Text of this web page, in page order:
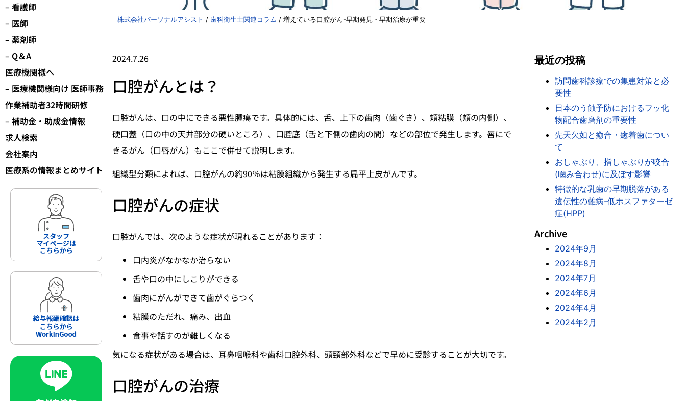
– 看護師
– 医師
– 薬剤師
– Q＆A
医療機関様へ
– 医療機関様向け 医師事務
作業補助者32時間研修
– 補助金・助成金情報
求人検索
会社案内
医療系の情報まとめサイト
株式会社パーソナルアシスト / 歯科衛生士関連コラム / 増えている口腔がん-早期発見・早期治療が重要
2024.7.26
口腔がんとは？
口腔がんは、口の中にできる悪性腫瘍です。具体的には、舌、上下の歯肉（歯ぐき）、頬粘膜（頬の内側）、
硬口蓋（口の中の天井部分の硬いところ）、口腔底（舌と下側の歯肉の間）などの部位で発生します。唇にで
きるがん（口唇がん）もここで併せて説明します。
組織型分類によれば、口腔がんの約90％は粘膜組織から発生する扁平上皮がんです。
口腔がんの症状
口腔がんでは、次のような症状が現れることがあります：
口内炎がなかなか治らない
舌や口の中にしこりができる
歯肉にがんができて歯がぐらつく
粘膜のただれ、痛み、出血
食事や話すのが難しくなる
気になる症状がある場合は、耳鼻咽喉科や歯科口腔外科、頭頸部外科などで早めに受診することが大切です。
口腔がんの治療
最近の投稿
訪問歯科診療での集患対策と必
要性
日本のう蝕予防におけるフッ化
物配合歯磨剤の重要性
先天欠如と癒合・癒着歯につい
て
おしゃぶり、指しゃぶりが咬合
(噛み合わせ)に及ぼす影響
特徴的な乳歯の早期脱落がある
遺伝性の難病-低ホスファターゼ
症(HPP)
Archive
2024年9月
2024年8月
2024年7月
2024年6月
2024年4月
2024年2月